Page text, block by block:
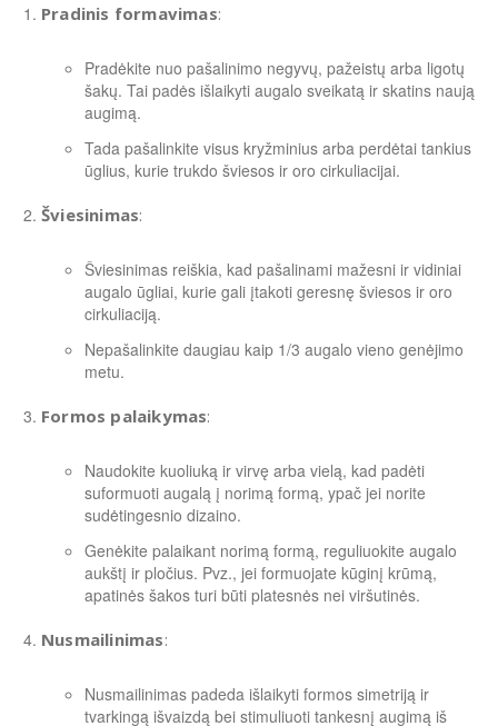
Pradinis formavimas:
Pradėkite nuo pašalinimo negyvų, pažeistų arba ligotų
šakų. Tai padės išlaikyti augalo sveikatą ir skatins naują
augimą.
Tada pašalinkite visus kryžminius arba perdėtai tankius
ūglius, kurie trukdo šviesos ir oro cirkuliacijai.
Šviesinimas:
Šviesinimas reiškia, kad pašalinami mažesni ir vidiniai
augalo ūgliai, kurie gali įtakoti geresnę šviesos ir oro
cirkuliaciją.
Nepašalinkite daugiau kaip 1/3 augalo vieno genėjimo
metu.
Formos palaikymas:
Naudokite kuoliuką ir virvę arba vielą, kad padėti
suformuoti augalą į norimą formą, ypač jei norite
sudėtingesnio dizaino.
Genėkite palaikant norimą formą, reguliuokite augalo
aukštį ir pločius. Pvz., jei formuojate kūginį krūmą,
apatinės šakos turi būti platesnės nei viršutinės.
Nusmailinimas:
Nusmailinimas padeda išlaikyti formos simetriją ir
tvarkingą išvaizdą bei stimuliuoti tankesnį augimą iš